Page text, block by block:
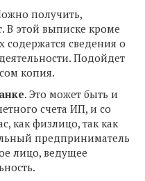
получить,
В этой выписке кроме
сведения о
Подойдет
копия.
. Это может быть и
счета ИП, и со
как физлицо, так как
предприниматель
лицо, ведущее